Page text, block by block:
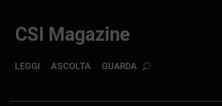
CSI Magazine
ASCOLTA GUARDA
LEGGI